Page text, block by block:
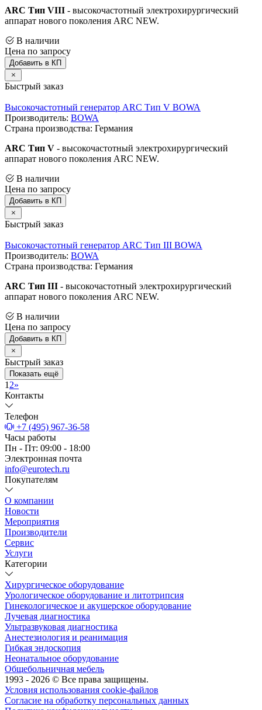
ARC Тип VIII - высокочастотный электрохирургический
аппарат нового поколения ARC NEW.
В наличии
Цена по запросу
Добавить в КП
Быстрый заказ
Высокочастотный генератор ARC Тип V BOWA
Производитель: BOWA
Страна производства: Германия
ARC Тип V - высокочастотный электрохирургический
аппарат нового поколения ARC NEW.
В наличии
Цена по запросу
Добавить в КП
Быстрый заказ
Высокочастотный генератор ARC Тип III BOWA
Производитель: BOWA
Страна производства: Германия
ARC Тип III - высокочастотный электрохирургический
аппарат нового поколения ARC NEW.
В наличии
Цена по запросу
Добавить в КП
Быстрый заказ
Показать ещё
1 2»
Контакты
Телефон
+7 (495) 967-36-58
Часы работы
Пн - Пт: 09:00 - 18:00
Электронная почта
info@eurotech.ru
Покупателям
О компании
Новости
Мероприятия
Производители
Сервис
Услуги
Категории
Хирургическое оборудование
Урологическое оборудование и литотрипсия
Гинекологическое и акушерское оборудование
Лучевая диагностика
Ультразвуковая диагностика
Анестезиология и реанимация
Гибкая эндоскопия
Неонатальное оборудование
Общебольничная мебель
1993 - 2026 © Все права защищены.
Условия использования cookie-файлов
Согласие на обработку персональных данных